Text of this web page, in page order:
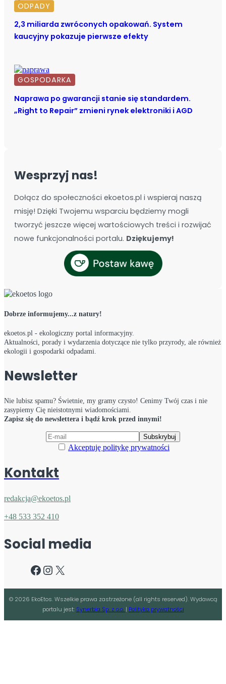
ODPADY
2,3 miliarda zwróconych opakowań. System
kaucyjny pokazuje pierwsze efekty
GOSPODARKA
Naprawa po gwarancji stanie się standardem.
„Right to Repair” zmieni rynek elektroniki i AGD
Wesprzyj nas!
Dołącz do społeczności ekoetos.pl i wspieraj naszą
misję! Dzięki Twojemu wsparciu będziemy mogli
tworzyć jeszcze więcej wartościowych treści i rozwijać
nowe funkcjonalności portalu. Dziękujemy!
Dobrze informujemy...z natury!
ekoetos.pl - ekologiczny portal informacyjny.
Aktualności, porady i wydarzenia dotyczące nie tylko przyrody, ale również
ekologii i gospodarki odpadami.
Newsletter
Nie lubisz spamu? Świetnie, my gramy czysto! Cenimy Twój czas i nie
zasypiemy Cię nieistotnymi wiadomościami.
Zapisz się do newslettera i bądź krok przed innymi!
Akceptuję politykę prywatności
Kontakt
redakcja@ekoetos.pl
+48 533 352 410
Social media
Facebook
Instagram
X
© 2026 EkoEtos. Wszelkie prawa zastrzeżone (all rights reserved). Wydawcą
portalu jest: Synerbia Sp. z o.o. | Polityka prywatności